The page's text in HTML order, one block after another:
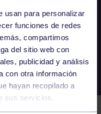
usan para personalizar
funciones de redes
compartimos
del sitio web con
publicidad y análisis
con otra información
hayan recopilado a
sus servicios.